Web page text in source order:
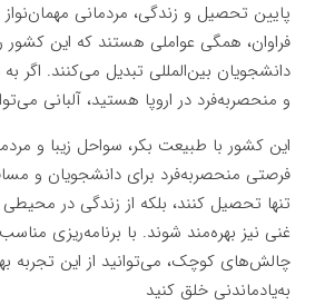
پایین تحصیل و زندگی، مردمانی
فراوان، همگی عواملی هستند که این کشور
دانشجویان بین‌المللی تبدیل می‌کنند. اگر
و منحصربه‌فرد در اروپا هستید، آلبانی
این کشور با طبیعت بکر، سواحل زیبا و
فرصتی منحصربه‌فرد برای دانشجویان و
تنها تحصیل کنند، بلکه از زندگی در
غنی نیز بهره‌مند شوند. با برنامه‌ریزی
چالش‌های کوچک، می‌توانید از این تجربه
به‌یادماندنی خلق کنید